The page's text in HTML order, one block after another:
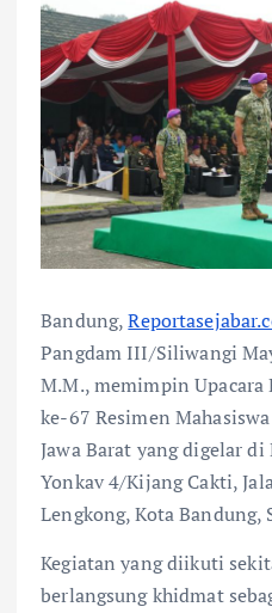
Bandung,
Pangdam III/Siliwangi
M.M., memimpin
ke-67 Resimen
Jawa Barat yang digelar
Yonkav 4/Kijang Cakti,
Lengkong, Kota
Kegiatan yang diikuti
berlangsung khidmat